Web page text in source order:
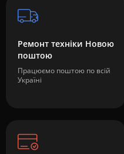
Ремонт техніки Новою
поштою
Працюємо поштою по всій
Україні